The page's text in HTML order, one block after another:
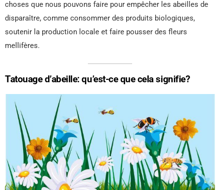
choses que nous pouvons faire pour empêcher les abeilles de
disparaître, comme consommer des produits biologiques,
soutenir la production locale et faire pousser des fleurs
mellifères.
Tatouage d’abeille: qu’est-ce que cela signifie?